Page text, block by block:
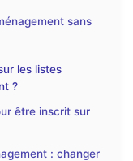
sans
les listes
?
être inscrit sur
: changer